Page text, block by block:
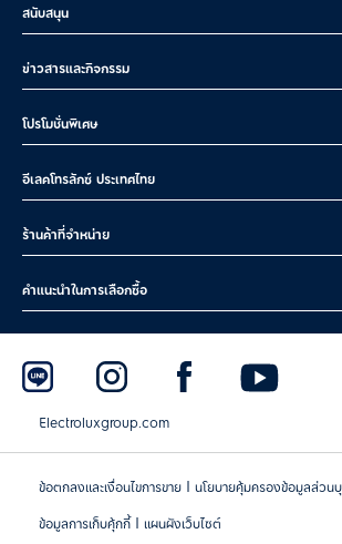
สนับสนุน
ข่าวสารและกิจกรรม
โปรโมชั่นพิเศษ
อีเลคโทรลักซ์ ประเทศไทย
ร้านค้าที่จำหน่าย
คำแนะนำในการเลือกซื้อ
Electroluxgroup.com
ข้อตกลงและเงื่อนไขการขาย | นโยบายคุ้มครองข้อมูลส่วน
ข้อมูลการเก็บคุ้กกี้ | แผนผังเว็บไซต์